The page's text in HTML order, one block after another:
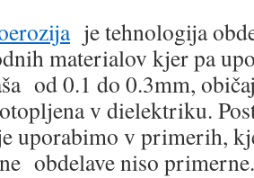
je tehnologija
materialov kjer pa
od 0.1 do 0.3mm,
v dielektriku.
uporabimo v primerih,
obdelave niso primerne.